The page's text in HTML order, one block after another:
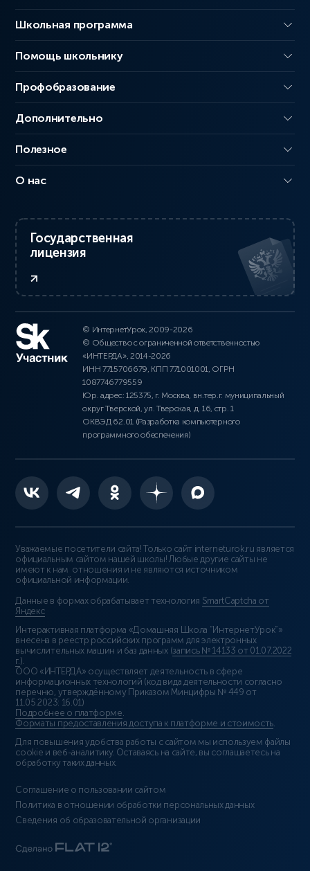
Школьная программа
Помощь школьнику
Профобразование
Дополнительно
Полезное
О нас
Государственная
лицензия
© ИнтернетУрок, 2009-2026
© Общество с ограниченной ответственностью
«ИНТЕРДА», 2014-2026
ИНН 7715706679, КПП 771001001, ОГРН
1087746779559
Юр. адрес: 125375, г. Москва, вн.тер.г. муниципальный
округ Тверской, ул. Тверская, д. 16, стр. 1
ОКВЭД 62.01 (Разработка компьютерного
программного обеспечения)
Уважаемые посетители сайта! Только сайт interneturok.ru является
официальным сайтом нашей школы! Любые другие сайты не
имеют к нам отношения и не являются источником
официальной информации.
Данные в формах обрабатывает технология SmartCaptcha от
Яндекс
Интерактивная платформа «Домашняя Школа “ИнтернетУрок”»
внесена в реестр российских программ для электронных
вычислительных машин и баз данных (запись № 14133 от 01.07.2022
г.).
ООО «ИНТЕРДА» осуществляет деятельность в сфере
информационных технологий (код вида деятельности согласно
перечню, утверждённому Приказом Минцифры № 449 от
11.05.2023: 16.01)
Подробнее о платформе.
Форматы предоставления доступа к платформе и стоимость.
Для повышения удобства работы с сайтом мы используем файлы
cookie и веб-аналитику. Оставаясь на сайте, вы соглашаетесь на
обработку таких данных.
Соглашение о пользовании сайтом
Политика в отношении обработки персональных данных
Сведения об образовательной организации